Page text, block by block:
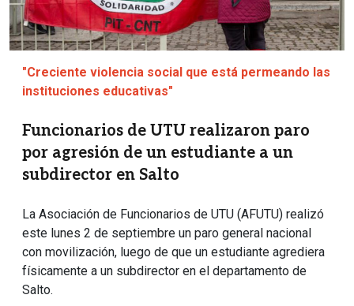
"Creciente violencia social que está permeando las
instituciones educativas"
Funcionarios de UTU realizaron paro
por agresión de un estudiante a un
subdirector en Salto
La Asociación de Funcionarios de UTU (AFUTU) realizó
este lunes 2 de septiembre un paro general nacional
con movilización, luego de que un estudiante agrediera
físicamente a un subdirector en el departamento de
Salto.